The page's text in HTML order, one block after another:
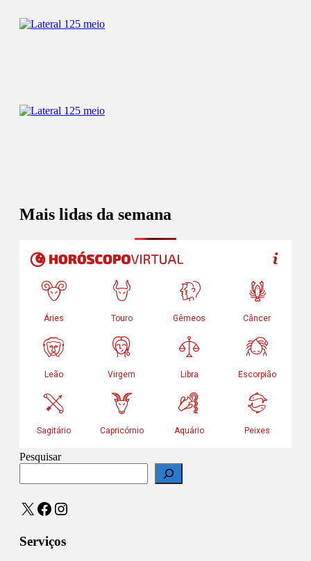
Mais lidas da semana
Pesquisar
X Facebook
Instagram
Serviços